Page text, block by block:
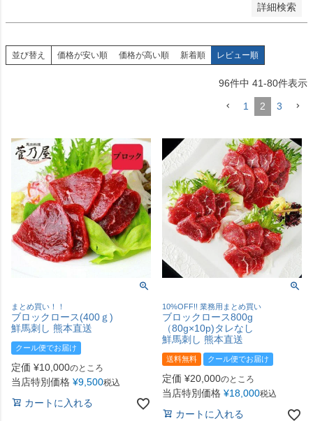
詳細検索
並び替え 価格が安い順 価格が高い順 新着順 レビュー順
96件中 41-80件表示
1 2 3
まとめ買い！！
ブロックロース(400ｇ)
鮮馬刺し 熊本直送
クール便でお届け
定価 ¥10,000のところ
当店特別価格 ¥9,500税込
カートに入れる
10%OFF!! 業務用まとめ買い
ブロックロース800g
（80g×10p)タレなし
鮮馬刺し 熊本直送
送料無料 クール便でお届け
定価 ¥20,000のところ
当店特別価格 ¥18,000税込
カートに入れる